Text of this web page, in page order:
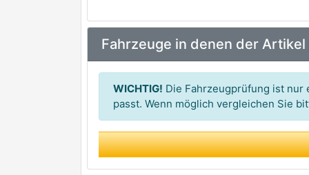
Fahrzeuge in denen der
WICHTIG! Die Fahrzeugprüfung ist nur
passt. Wenn möglich vergleichen Sie